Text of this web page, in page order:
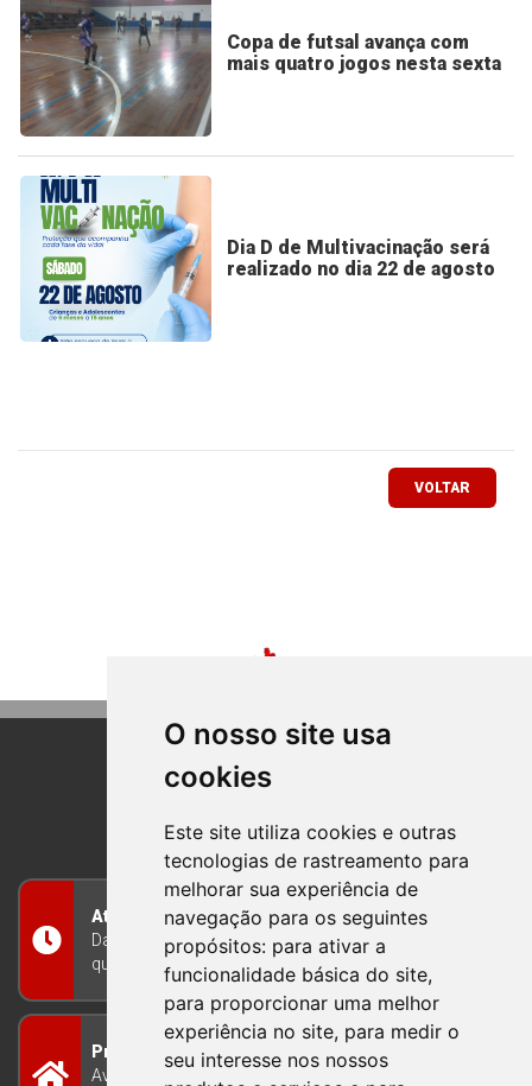
O nosso site usa
cookies
Este site utiliza cookies e outras
tecnologias de rastreamento para
melhorar sua experiência de
navegação para os seguintes
propósitos: para ativar a
funcionalidade básica do site,
para proporcionar uma melhor
experiência no site, para medir o
seu interesse nos nossos
Copa de futsal avança com
mais quatro jogos nesta sexta
Dia D de Multivacinação será
realizado no dia 22 de agosto
VOLTAR
BOM PRINCIPIO
RIO GRANDE DO SUL
Atendimento
Das 8h às 12h e das 13h às 17h30, de segunda a
quinta-feira, e nas sextas-feiras das 7h às 13h
Prefeitura Municipal
Avenida Guilherme Winter 65 - Centro Bom